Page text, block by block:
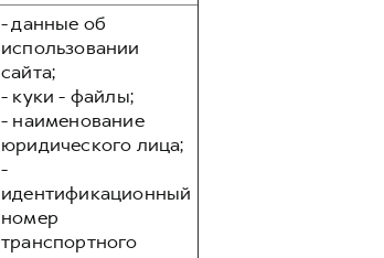
- данные об
использовании
сайта;
- куки - файлы;
- наименование
юридического лица;
-
идентификационный
номер
транспортного